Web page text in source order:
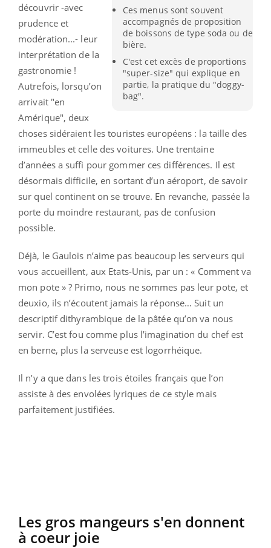
Ces menus sont souvent
accompagnés de proposition
de boissons de type soda ou de
bière.
C'est cet excès de proportions
"super-size" qui explique en
partie, la pratique du "doggy-
bag".
découvrir -avec
prudence et
modération...- leur
interprétation de la
gastronomie !
Autrefois, lorsqu’on
arrivait "en
Amérique", deux
choses sidéraient les touristes européens : la taille des
immeubles et celle des voitures. Une trentaine
d’années a suffi pour gommer ces différences. Il est
désormais difficile, en sortant d’un aéroport, de savoir
sur quel continent on se trouve. En revanche, passée la
porte du moindre restaurant, pas de confusion
possible.
Déjà, le Gaulois n’aime pas beaucoup les serveurs qui
vous accueillent, aux Etats-Unis, par un : « Comment va
mon pote » ? Primo, nous ne sommes pas leur pote, et
deuxio, ils n’écoutent jamais la réponse… Suit un
descriptif dithyrambique de la pâtée qu’on va nous
servir. C’est fou comme plus l’imagination du chef est
en berne, plus la serveuse est logorrhéique.
Il n’y a que dans les trois étoiles français que l’on
assiste à des envolées lyriques de ce style mais
parfaitement justifiées.
Les gros mangeurs s'en donnent
à coeur joie